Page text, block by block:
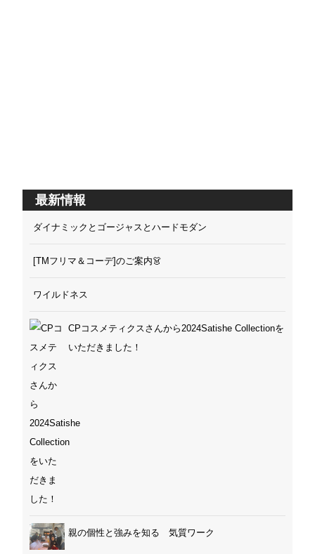
最新情報
ダイナミックとゴージャスとハードモダン
[TMフリマ＆コーデ]のご案内👗
ワイルドネス
CPコスメティクスさんから2024Satishe Collectionを
いただきました！
親の個性と強みを知る 気質ワーク